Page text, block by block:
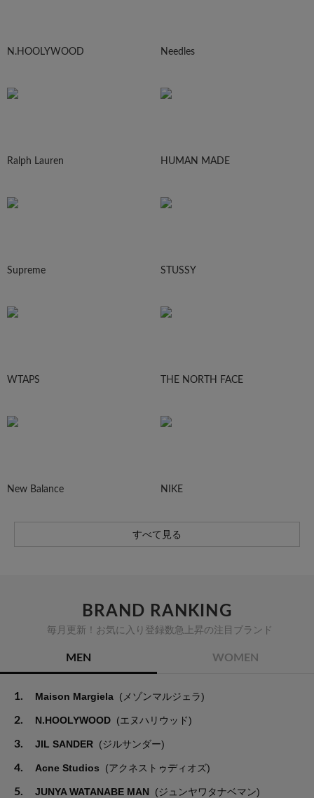
N.HOOLYWOOD Needles
Ralph Lauren HUMAN MADE
Supreme STUSSY
WTAPS THE NORTH FACE
New Balance NIKE
すべて見る
BRAND RANKING
毎月更新！お気に入り登録数急上昇の注目ブランド
MEN WOMEN
1. Maison Margiela (メゾンマルジェラ)
2. N.HOOLYWOOD (エヌハリウッド)
3. JIL SANDER (ジルサンダー)
4. Acne Studios (アクネストゥディオズ)
5. JUNYA WATANABE MAN (ジュンヤワタナベマン)